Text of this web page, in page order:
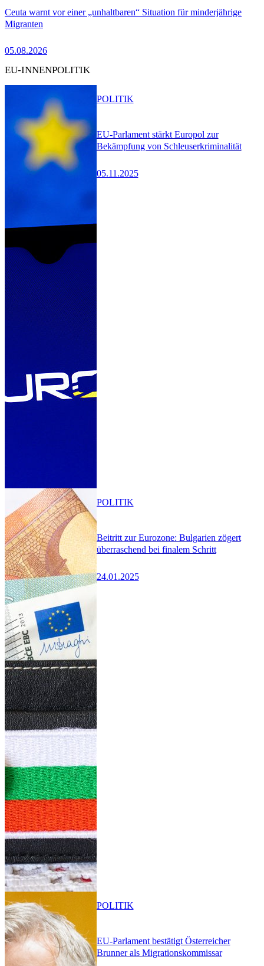
Ceuta warnt vor einer „unhaltbaren“ Situation für minderjährige
Migranten
05.08.2026
EU-INNENPOLITIK
EU-Parlament stärkt Europol zur
Bekämpfung von Schleuserkriminalität
05.11.2025
POLITIK
Beitritt zur Eurozone: Bulgarien zögert
überraschend bei finalem Schritt
24.01.2025
POLITIK
EU-Parlament bestätigt Österreicher
Brunner als Migrationskommissar
POLITIK